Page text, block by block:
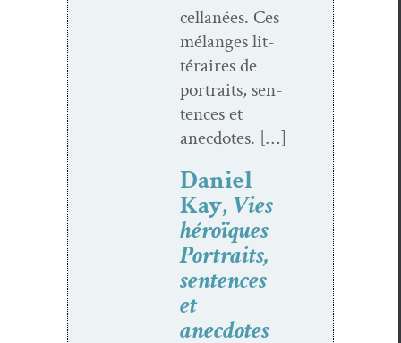
cel­lanées. Ces
mélanges lit­
téraires de
por­traits, sen­
tences et
anecdotes. […]
Daniel
Kay,Vies
héroïques
Portraits,
sentences
et
anecdotes